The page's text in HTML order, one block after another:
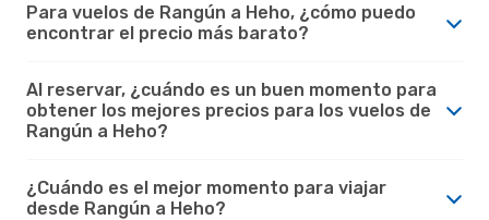
Para vuelos de Rangún a Heho, ¿cómo puedo
encontrar el precio más barato?
Al reservar, ¿cuándo es un buen momento para
obtener los mejores precios para los vuelos de
Rangún a Heho?
¿Cuándo es el mejor momento para viajar
desde Rangún a Heho?